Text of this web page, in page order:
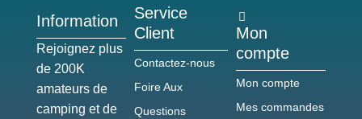
Information
Rejoignez plus
de 200K
amateurs de
camping et de
Service
Client
Contactez-nous
Foire Aux
Questions
Mon
compte
Mon compte
Mes commandes